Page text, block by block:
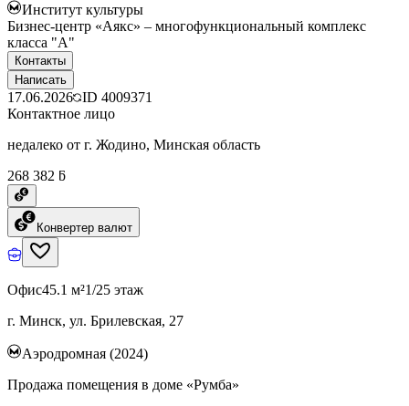
Институт культуры
Бизнес-центр «Аякс» – многофункциональный комплекс
класса "А"
Контакты
Написать
17.06.2026 ID 4009371
Контактное лицо
недалеко от г. Жодино, Минская область
268 382 ƃ
Конвертер валют
Офис45.1 м²1/25 этаж
г. Минск, ул. Брилевская, 27
Аэродромная (2024)
Продажа помещения в доме «Румба»